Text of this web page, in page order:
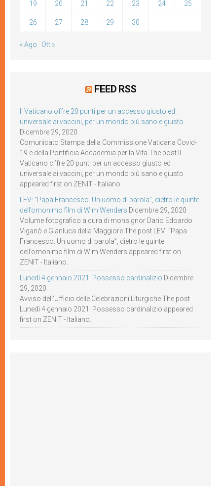
19 20 21 22 23 24 25
26 27 28 29 30
« Ago Ott »
FEED RSS
Il Vaticano offre 20 punti per un accesso giusto ed
universale ai vaccini, per un mondo più sano e giusto
Dicembre 29, 2020
Comunicato Stampa della Commissione Vaticana Covid-
19 e della Pontificia Accademia per la Vita The post Il
Vaticano offre 20 punti per un accesso giusto ed
universale ai vaccini, per un mondo più sano e giusto
appeared first on ZENIT - Italiano.
LEV: “Papa Francesco. Un uomo di parola”, dietro le quinte
dell’omonimo film di Wim Wenders Dicembre 29, 2020
Volume fotografico a cura di monsignor Dario Edoardo
Viganò e Gianluca della Maggiore The post LEV: “Papa
Francesco. Un uomo di parola”, dietro le quinte
dell’omonimo film di Wim Wenders appeared first on
ZENIT - Italiano.
Lunedì 4 gennaio 2021: Possesso cardinalizio Dicembre
29, 2020
Avviso dell’Ufficio delle Celebrazioni Liturgiche The post
Lunedì 4 gennaio 2021: Possesso cardinalizio appeared
first on ZENIT - Italiano.